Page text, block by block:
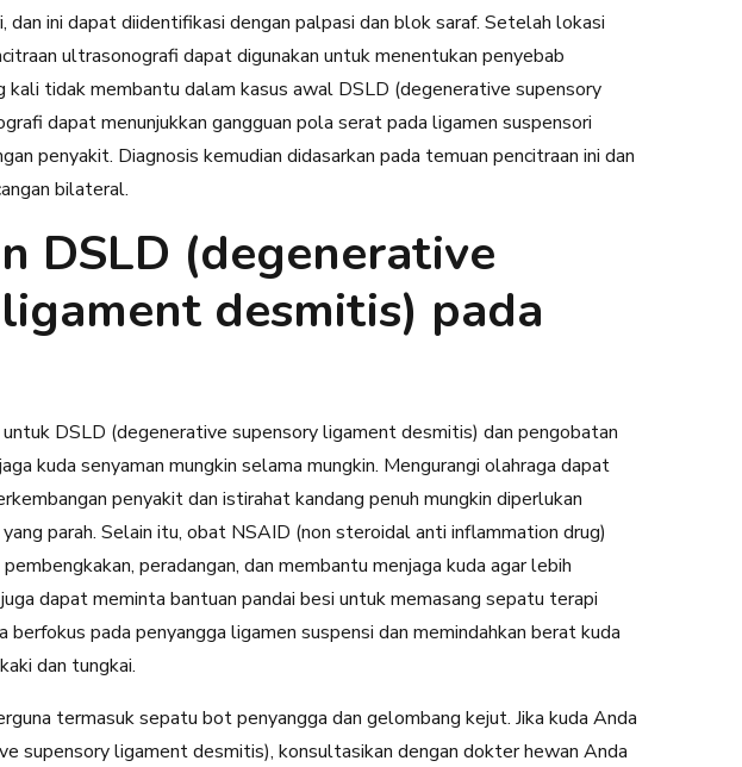
dan ini dapat diidentifikasi dengan palpasi dan blok saraf. Setelah lokasi
ultrasonografi dapat digunakan untuk menentukan penyebab
kali tidak membantu dalam kasus awal DSLD (degenerative supensory
dapat menunjukkan gangguan pola serat pada ligamen suspensori
penyakit. Diagnosis kemudian didasarkan pada temuan pencitraan ini dan
bilateral.
DSLD (degenerative
desmitis) pada
DSLD (degenerative supensory ligament desmitis) dan pengobatan
kuda senyaman mungkin selama mungkin. Mengurangi olahraga dapat
penyakit dan istirahat kandang penuh mungkin diperlukan
parah. Selain itu, obat NSAID (non steroidal anti inflammation drug)
peradangan, dan membantu menjaga kuda agar lebih
dapat meminta bantuan pandai besi untuk memasang sepatu terapi
berfokus pada penyangga ligamen suspensi dan memindahkan berat kuda
dan tungkai.
termasuk sepatu bot penyangga dan gelombang kejut. Jika kuda Anda
supensory ligament desmitis), konsultasikan dengan dokter hewan Anda